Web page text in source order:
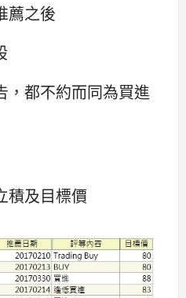
薦之後
，都不約而同為買進
積及目標價